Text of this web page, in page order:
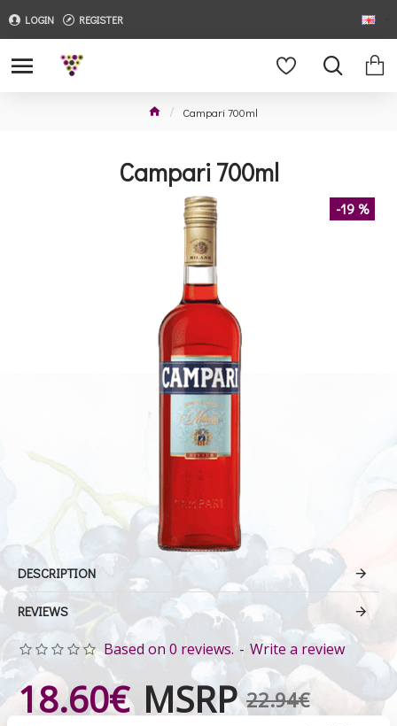
LOGIN REGISTER
Campari 700ml
Campari 700ml
-19 %
DESCRIPTION
REVIEWS
Based on 0 reviews. - Write a review
MSRP 22.94€
18.60€